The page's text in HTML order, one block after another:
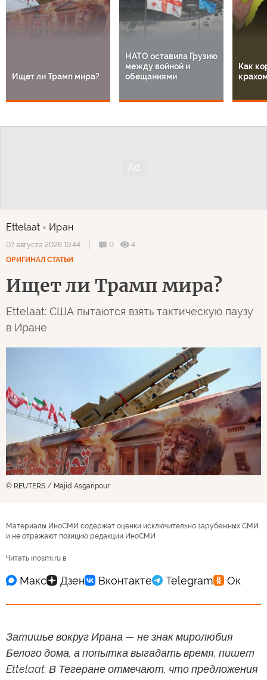
Ищет ли Трамп мира?
НАТО оставила Грузию
между войной и
обещаниями
Как
Ettelaat Иран
07 августа 2026 19:44 0
4
ОРИГИНАЛ СТАТЬИ
Ищет ли Трамп мира?
Ettelaat: США пытаются взять тактическую паузу
в Иране
© REUTERS / Majid Asgaripour
Материалы ИноСМИ содержат оценки исключительно зарубежных СМИ
и не отражают позицию редакции ИноСМИ
Читать inosmi.ru в
Затишье вокруг Ирана — не знак миролюбия
Белого дома, а попытка выгадать время, пишет
Ettelaat. В Тегеране отмечают, что предложения